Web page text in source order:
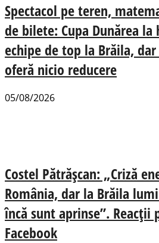
Spectacol pe teren,
de bilete: Cupa Dunărea la
echipe de top la Brăila,
oferă nicio reducere
05/08/2026
Costel Pătrășcan: „Criză
România, dar la Brăila
încă sunt aprinse”.
Facebook